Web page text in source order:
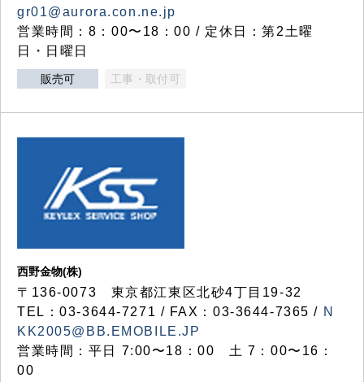
gr01@aurora.con.ne.jp
営業時間：8：00〜18：00 / 定休日：第2土曜
日・日曜日
販売可 工事・取付可
西野金物(株)
〒136-0073 東京都江東区北砂4丁目19-32
TEL：03‐3644‐7271 / FAX：03-3644-7365 / N
KK2005@BB.EMOBILE.JP
営業時間：平日 7:00〜18：00 土 7：00〜16：
00